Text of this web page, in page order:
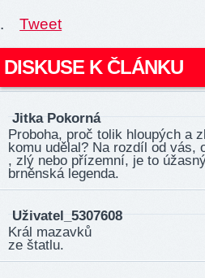
. Tweet
DISKUSE K ČLÁNKU
Jitka Pokorná
Proboha, proč tolik hloupých a
komu udělal? Na rozdíl od vás,
, zlý nebo přízemní, je to
brněnská legenda.
Uživatel_5307608
Král mazavků
ze štatlu.